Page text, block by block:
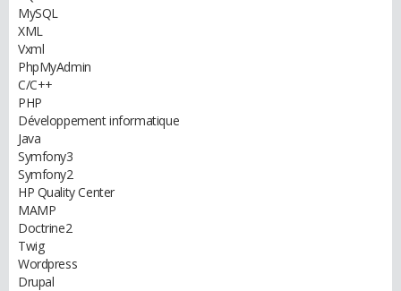
MySQL
XML
Vxml
PhpMyAdmin
C/C++
PHP
Développement informatique
Java
Symfony3
Symfony2
HP Quality Center
MAMP
Doctrine2
Twig
Wordpress
Drupal